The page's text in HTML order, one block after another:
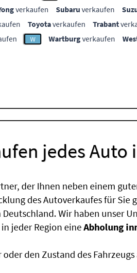
verkaufen Subaru verkaufen
Toyotaverkaufen Trabant
W Wartburgverkaufen
jedes Auto
der Ihnen neben einem
des Autoverkaufes für Sie
Wir haben unser
jeder Region eineAbholung
den Zustand des